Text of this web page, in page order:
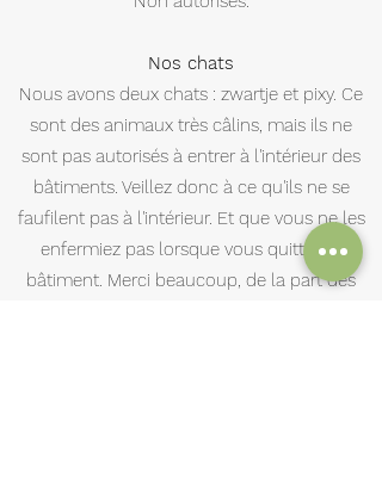
Nos chats
Nous avons deux chats : zwartje et pixy. Ce
sont des animaux très câlins, mais ils ne
sont pas autorisés à entrer à l'intérieur des
bâtiments. Veillez donc à ce qu'ils ne se
faufilent pas à l'intérieur. Et que vous ne les
enfermiez pas lorsque vous quittez le
bâtiment. Merci beaucoup, de la part des